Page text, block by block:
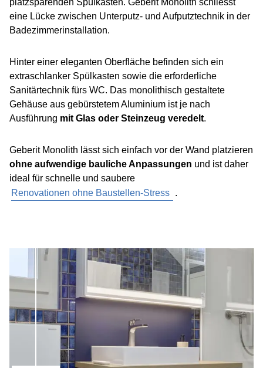
platzsparenden Spülkasten. Geberit Monolith schliesst
eine Lücke zwischen Unterputz- und Aufputztechnik in der
Badezimmerinstallation.
Hinter einer eleganten Oberfläche befinden sich ein
extraschlanker Spülkasten sowie die erforderliche
Sanitärtechnik fürs WC. Das monolithisch gestaltete
Gehäuse aus gebürstetem Aluminium ist je nach
Ausführung mit Glas oder Steinzeug veredelt.
Geberit Monolith lässt sich einfach vor der Wand platzieren
ohne aufwendige bauliche Anpassungen und ist daher
ideal für schnelle und saubere
Renovationen ohne Baustellen-Stress .